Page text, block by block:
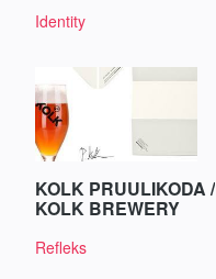
Identity
KOLK PRUULIKODA /
KOLK BREWERY
Refleks